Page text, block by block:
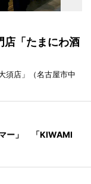
店「たまにわ酒
須店」（名古屋市中
マー」 「KIWAMI